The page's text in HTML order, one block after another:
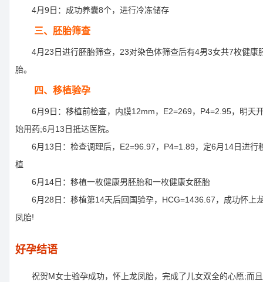
4月9日：成功养囊8个，进行冷冻储存
三、胚胎筛查
4月23日进行胚胎筛查，23对染色体筛查后有4男3女共7枚健康
胎。
四、移植验孕
6月9日：移植前检查，内膜12mm，E2=269，P4=2.95，明天
始用药;6月13日抵达医院。
6月13日：检查调理后，E2=96.97，P4=1.89，定6月14日进行
植
6月14日：移植一枚健康男胚胎和一枚健康女胚胎
6月28日：移植第14天后回国验孕，HCG=1436.67，成功怀上
凤胎!
好孕结语
祝贺M女士验孕成功，怀上龙凤胎，完成了儿女双全的心愿;而且